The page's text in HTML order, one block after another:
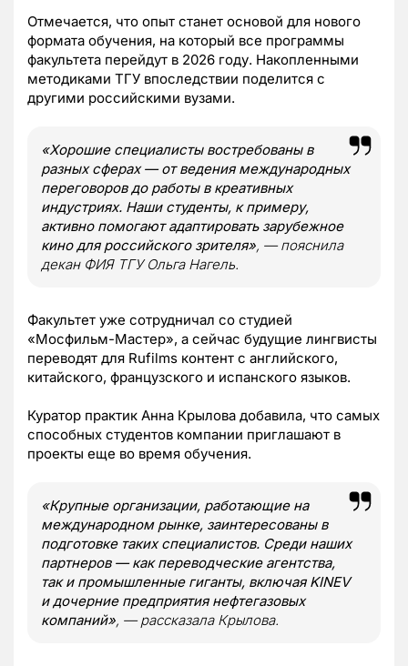
Отмечается, что опыт станет основой для нового
формата обучения, на который все программы
факультета перейдут в 2026 году. Накопленными
методиками ТГУ впоследствии поделится с
другими российскими вузами.
«Хорошие специалисты востребованы в
разных сферах — от ведения международных
переговоров до работы в креативных
индустриях. Наши студенты, к примеру,
активно помогают адаптировать зарубежное
кино для российского зрителя», — пояснила
декан ФИЯ ТГУ Ольга Нагель.
Факультет уже сотрудничал со студией
«Мосфильм-Мастер», а сейчас будущие лингвисты
переводят для Rufilms контент с английского,
китайского, французского и испанского языков.
Куратор практик Анна Крылова добавила, что самых
способных студентов компании приглашают в
проекты еще во время обучения.
«Крупные организации, работающие на
международном рынке, заинтересованы в
подготовке таких специалистов. Среди наших
партнеров — как переводческие агентства,
так и промышленные гиганты, включая KINEV
и дочерние предприятия нефтегазовых
компаний», — рассказала Крылова.